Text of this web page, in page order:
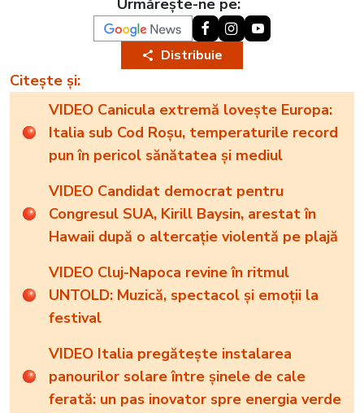
Distribuie
Citește și:
VIDEO Canicula extremă lovește Europa:
Italia sub Cod Roșu, temperaturile record
pun în pericol sănătatea și mediul
VIDEO Candidat democrat pentru
Congresul SUA, Kirill Baysin, arestat în
Hawaii după o altercație violentă pe plajă
VIDEO Cluj-Napoca revine în ritmul
UNTOLD: Muzică, spectacol și emoții la
festival
VIDEO Italia pregătește instalarea
panourilor solare între șinele de cale
ferată: un pas inovator spre energia verde